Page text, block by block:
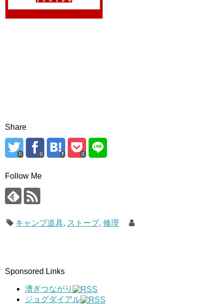
Share
0 0 0
Follow Me
キャンプ道具, ストーブ, 修理
Sponsored Links
漕ぎつながり
ジョグダイアル